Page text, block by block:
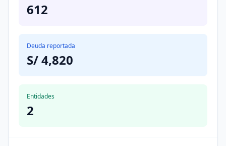
612
Deuda reportada
S/ 4,820
Entidades
2